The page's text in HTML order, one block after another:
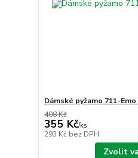
Dámské pyžamo 711-Emo
408 Kč
355 Kč/ks
293 Kč bez DPH
Zvolit